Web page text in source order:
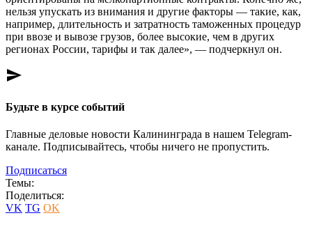
нельзя упускать из внимания и другие факторы — такие, как,
например, длительность и затратность таможенных процедур
при ввозе и вывозе грузов, более высокие, чем в других
регионах России, тарифы и так далее», — подчеркнул он.
send
Будьте в курсе событий
Главные деловые новости Калининграда в нашем Telegram-
канале. Подписывайтесь, чтобы ничего не пропустить.
Подписаться
Темы:
Поделиться:
VK TG OK